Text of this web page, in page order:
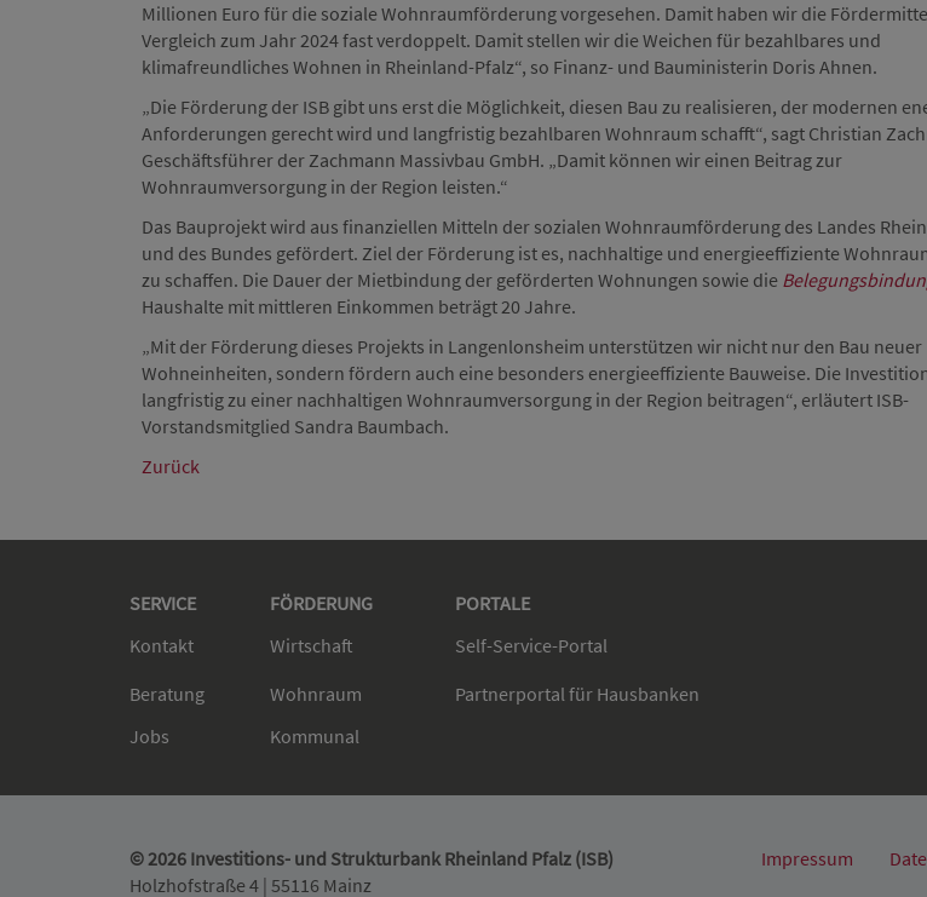
Millionen Euro für die soziale Wohnraumförderung vorgesehen. Damit haben wir die
Vergleich zum Jahr 2024 fast verdoppelt. Damit stellen wir die Weichen für bezahlbares und
klimafreundliches Wohnen in Rheinland-Pfalz“, so Finanz- und Bauministerin Doris Ahnen.
„Die Förderung der ISB gibt uns erst die Möglichkeit, diesen Bau zu realisieren, der modernen
Anforderungen gerecht wird und langfristig bezahlbaren Wohnraum schafft“, sagt Christian
Geschäftsführer der Zachmann Massivbau GmbH. „Damit können wir einen Beitrag zur
Wohnraumversorgung in der Region leisten.“
Das Bauprojekt wird aus finanziellen Mitteln der sozialen Wohnraumförderung des Landes
und des Bundes gefördert. Ziel der Förderung ist es, nachhaltige und energieeffiziente
zu schaffen. Die Dauer der Mietbindung der geförderten Wohnungen sowie die
Haushalte mit mittleren Einkommen beträgt 20 Jahre.
„Mit der Förderung dieses Projekts in Langenlonsheim unterstützen wir nicht nur den Bau neuer
Wohneinheiten, sondern fördern auch eine besonders energieeffiziente Bauweise. Die
langfristig zu einer nachhaltigen Wohnraumversorgung in der Region beitragen“, erläutert ISB-
Vorstandsmitglied Sandra Baumbach.
Zurück
SERVICE FÖRDERUNG PORTALE
Kontakt
Wirtschaft Self-Service-Portal
Beratung
Wohnraum Partnerportal für Hausbanken
Jobs
Kommunal
© 2026 Investitions- und Strukturbank Rheinland Pfalz (ISB)
Holzhofstraße 4 | 55116 Mainz
Impressum